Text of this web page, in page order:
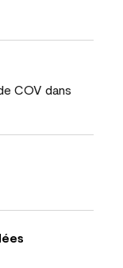
COV dans